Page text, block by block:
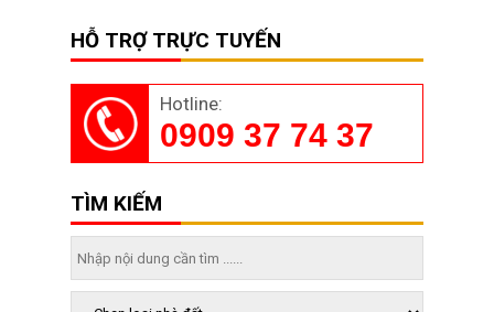
HỖ TRỢ TRỰC TUYẾN
Hotline:
0909 37 74 37
TÌM KIẾM